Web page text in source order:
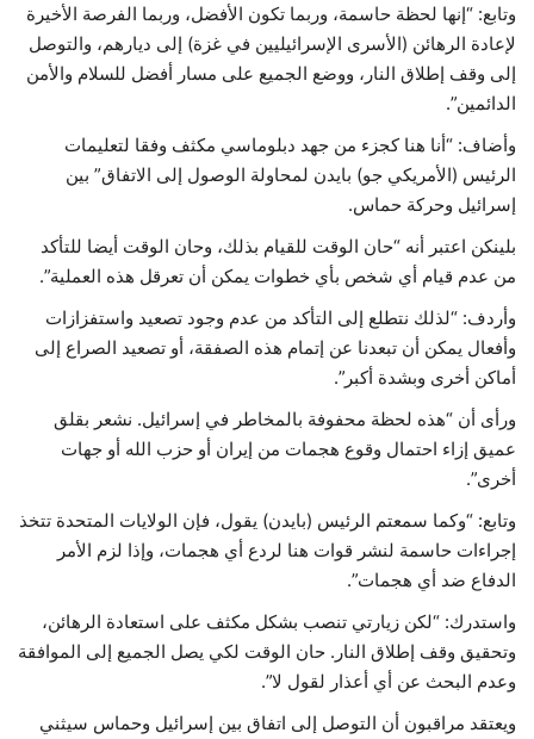
وتابع: “إنها لحظة حاسمة، وربما تكون الأفضل، وربما الفرصة الأخيرة
لإعادة الرهائن (الأسرى الإسرائيليين في غزة) إلى ديارهم، والتوصل
إلى وقف إطلاق النار، ووضع الجميع على مسار أفضل للسلام والأمن
الدائمين”.
وأضاف: “أنا هنا كجزء من جهد دبلوماسي مكثف وفقا لتعليمات
الرئيس (الأمريكي جو) بايدن لمحاولة الوصول إلى الاتفاق” بين
إسرائيل وحركة حماس.
بلينكن اعتبر أنه “حان الوقت للقيام بذلك، وحان الوقت أيضا للتأكد
من عدم قيام أي شخص بأي خطوات يمكن أن تعرقل هذه العملية”.
وأردف: “لذلك نتطلع إلى التأكد من عدم وجود تصعيد واستفزازات
وأفعال يمكن أن تبعدنا عن إتمام هذه الصفقة، أو تصعيد الصراع إلى
أماكن أخرى وبشدة أكبر”.
ورأى أن “هذه لحظة محفوفة بالمخاطر في إسرائيل. نشعر بقلق
عميق إزاء احتمال وقوع هجمات من إيران أو حزب الله أو جهات
أخرى”.
وتابع: “وكما سمعتم الرئيس (بايدن) يقول، فإن الولايات المتحدة تتخذ
إجراءات حاسمة لنشر قوات هنا لردع أي هجمات، وإذا لزم الأمر
الدفاع ضد أي هجمات”.
واستدرك: “لكن زيارتي تنصب بشكل مكثف على استعادة الرهائن،
وتحقيق وقف إطلاق النار. حان الوقت لكي يصل الجميع إلى الموافقة
وعدم البحث عن أي أعذار لقول لا”.
ويعتقد مراقبون أن التوصل إلى اتفاق بين إسرائيل وحماس سيثني